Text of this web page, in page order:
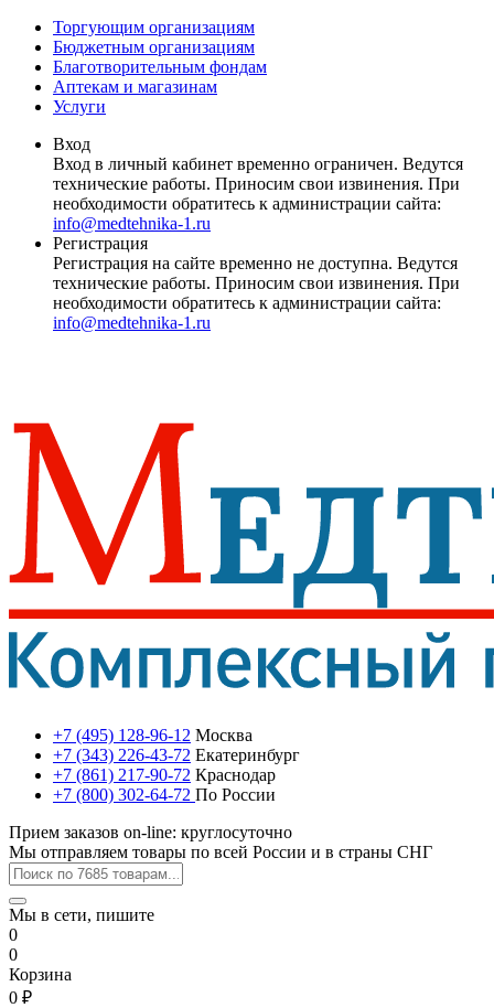
Торгующим организациям
Бюджетным организациям
Благотворительным фондам
Аптекам и магазинам
Услуги
Вход
Вход в личный кабинет временно ограничен. Ведутся
технические работы. Приносим свои извинения. При
необходимости обратитесь к администрации сайта:
info@medtehnika-1.ru
Регистрация
Регистрация на сайте временно не доступна. Ведутся
технические работы. Приносим свои извинения. При
необходимости обратитесь к администрации сайта:
info@medtehnika-1.ru
+7 (495) 128-96-12 Москва
+7 (343) 226-43-72 Екатеринбург
+7 (861) 217-90-72 Краснодар
+7 (800) 302-64-72 По России
Прием заказов on-line: круглосуточно
Мы отправляем товары по всей России и в страны СНГ
Мы в сети, пишите
0
0
Корзина
0 ₽